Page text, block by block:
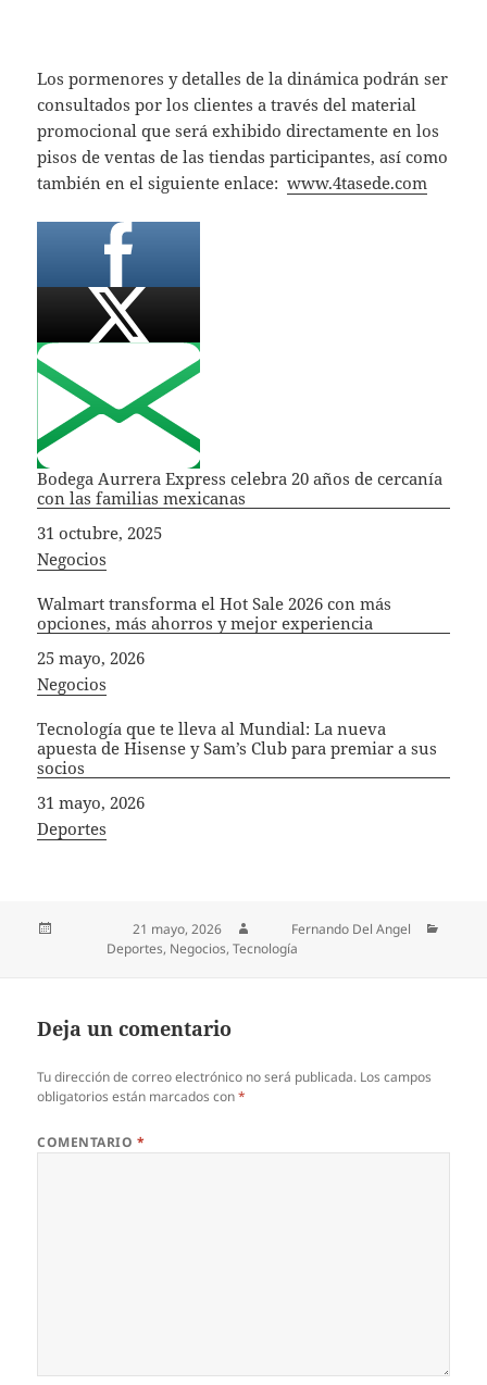
Los pormenores y detalles de la dinámica podrán ser
consultados por los clientes a través del material
promocional que será exhibido directamente en los
pisos de ventas de las tiendas participantes, así como
también en el siguiente enlace:www.4tasede.com
Bodega Aurrera Express celebra 20 años de cercanía
con las familias mexicanas
Fecha
31 octubre, 2025
In relation to
Negocios
Walmart transforma el Hot Sale 2026 con más
opciones, más ahorros y mejor experiencia
Fecha
25 mayo, 2026
In relation to
Negocios
Tecnología que te lleva al Mundial: La nueva
apuesta de Hisense y Sam’s Club para premiar a sus
socios
Fecha
31 mayo, 2026
In relation to
Deportes
Publicado el21 mayo, 2026
Fernando Del Angel
Deportes, Negocios,Tecnología
Deja un comentario
Tu dirección de correo electrónico no será publicada. Los campos
obligatorios están marcados con*
COMENTARIO *